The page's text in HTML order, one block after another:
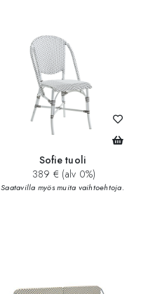
Sofie tuoli
389 € (alv 0%)
Saatavilla myös muita vaihtoehtoja.